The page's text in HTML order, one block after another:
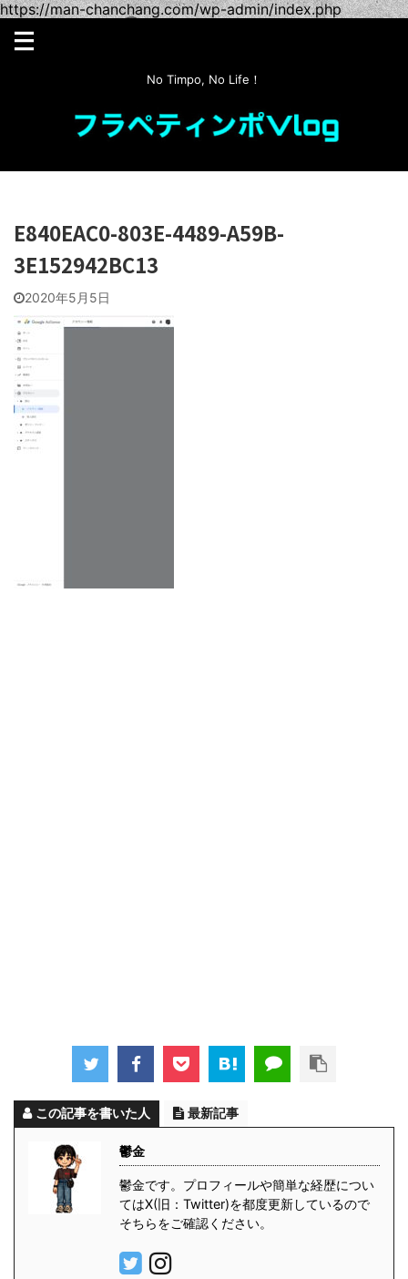
https://man-chanchang.com/wp-admin/index.php
No Timpo, No Life！
E840EAC0-803E-4489-A59B-
3E152942BC13
2020年5月5日
この記事を書いた人 最新記事
鬱金
鬱金です。プロフィールや簡単な経歴につい
てはX(旧：Twitter)を都度更新しているので
そちらをご確認ください。